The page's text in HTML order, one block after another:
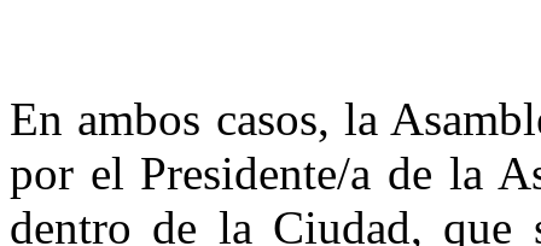
En ambos casos, la
por el Presidente/a de la
dentro de la Ciudad, que